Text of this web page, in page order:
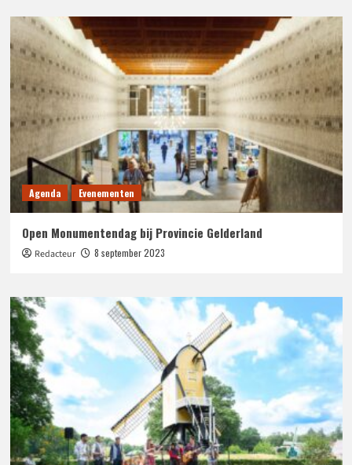
Agenda Evenementen
Open Monumentendag bij Provincie Gelderland
Redacteur 8 september 2023